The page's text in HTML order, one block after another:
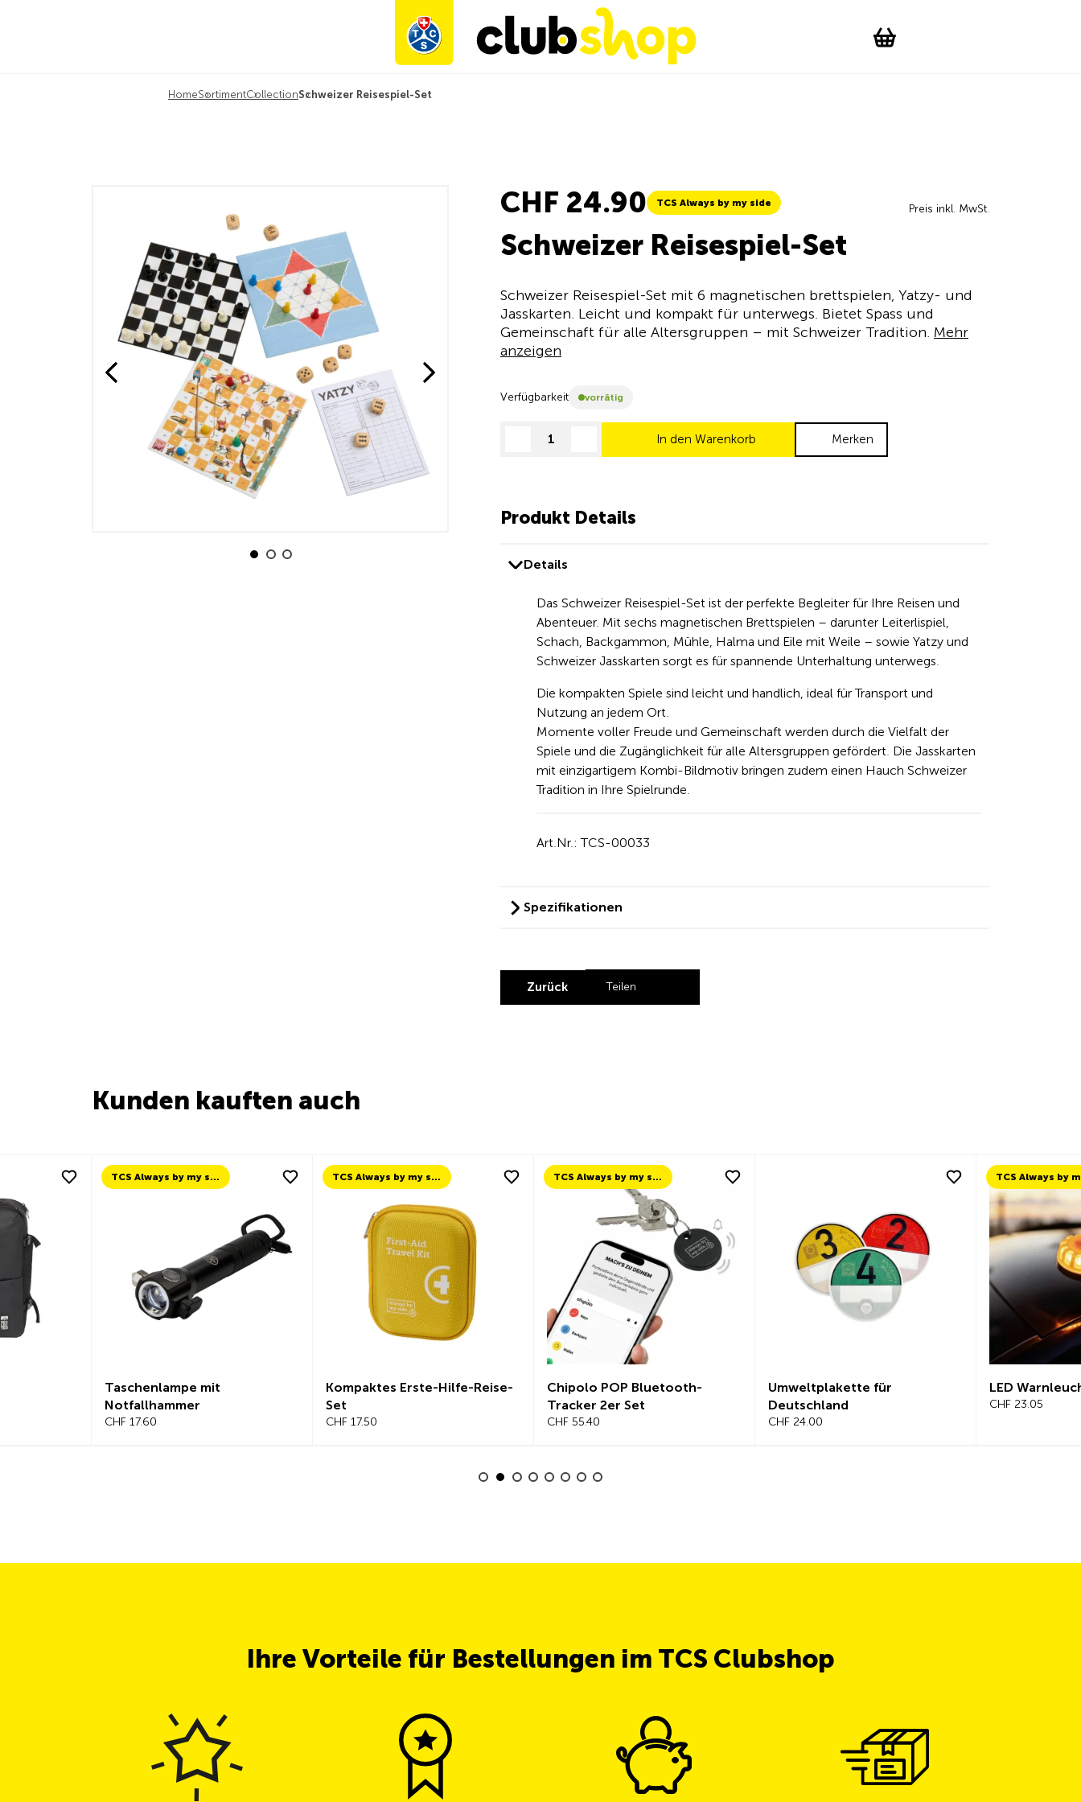
WishList
HomeSortimentCollectionSchweizer Reisespiel-Set
CHF 24.90 TCS Always by my side Preis inkl. MwSt.
Schweizer Reisespiel-Set
Schweizer Reisespiel-Set mit 6 magnetischen brettspielen, Yatzy- und
Jasskarten. Leicht und kompakt für unterwegs. Bietet Spass und
Gemeinschaft für alle Altersgruppen – mit Schweizer Tradition. Mehr
anzeigen
Verfügbarkeit vorrätig
decrease quantityincrease quantity
In den Warenkorb Merken
Produkt Details
Details
Das Schweizer Reisespiel-Set ist der perfekte Begleiter für Ihre Reisen und
Abenteuer. Mit sechs magnetischen Brettspielen – darunter Leiterlispiel,
Schach, Backgammon, Mühle, Halma und Eile mit Weile – sowie Yatzy und
Schweizer Jasskarten sorgt es für spannende Unterhaltung unterwegs.
Die kompakten Spiele sind leicht und handlich, ideal für Transport und
Nutzung an jedem Ort.
Momente voller Freude und Gemeinschaft werden durch die Vielfalt der
Spiele und die Zugänglichkeit für alle Altersgruppen gefördert. Die Jasskarten
mit einzigartigem Kombi-Bildmotiv bringen zudem einen Hauch Schweizer
Tradition in Ihre Spielrunde.
Art.Nr.: TCS-00033
Spezifikationen
Zurück Teilen
Kunden kauften auch
TCS Always by my side
Taschenlampe mit
Notfallhammer
CHF 17.60
TCS Always by my side
Kompaktes Erste-Hilfe-Reise-
Set
CHF 17.50
TCS Always by my side
Chipolo POP Bluetooth-
Tracker 2er Set
CHF 55.40
Umweltplakette für
Deutschland
CHF 24.00
LED
CHF 23.05
Ihre Vorteile für Bestellungen im TCS Clubshop